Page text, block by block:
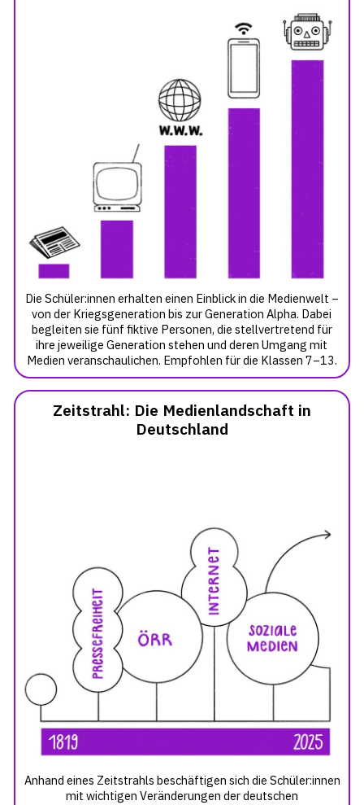
Die Schüler:innen erhalten einen Einblick in die Medienwelt –
von der Kriegsgeneration bis zur Generation Alpha. Dabei
begleiten sie fünf fiktive Personen, die stellvertretend für
ihre jeweilige Generation stehen und deren Umgang mit
Medien veranschaulichen. Empfohlen für die Klassen 7–13.
Zeitstrahl: Die Medienlandschaft in
Deutschland
Anhand eines Zeitstrahls beschäftigen sich die Schüler:innen
mit wichtigen Veränderungen der deutschen